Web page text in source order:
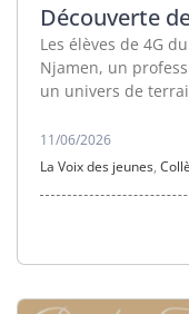
Découverte
Les élèves de 4G
Njamen, un
un univers de
11/06/2026
La Voix des jeunes,